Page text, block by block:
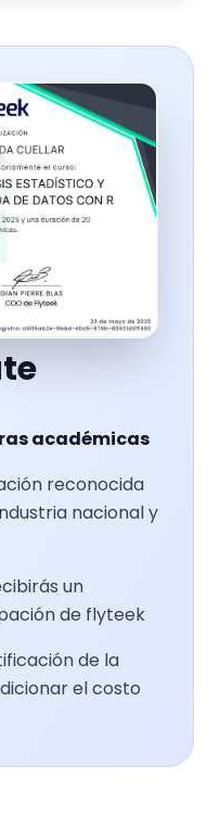
académicas
reconocida
nacional y
un
de flyteek
de la
el costo